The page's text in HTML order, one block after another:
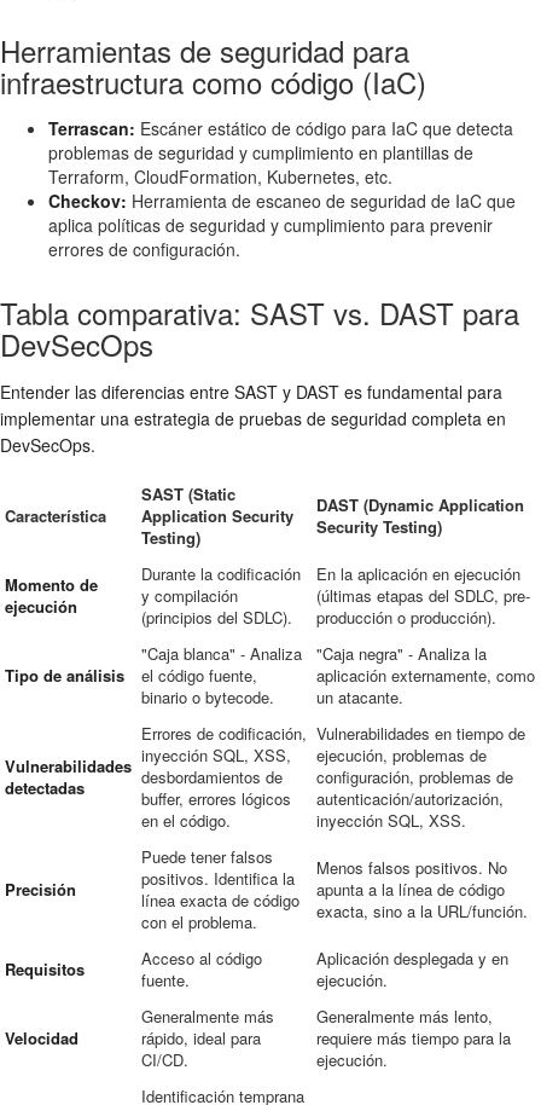
Herramientas de seguridad para
infraestructura como código (IaC)
Terrascan: Escáner estático de código para IaC que detecta
problemas de seguridad y cumplimiento en plantillas de
Terraform, CloudFormation, Kubernetes, etc.
Checkov: Herramienta de escaneo de seguridad de IaC que
aplica políticas de seguridad y cumplimiento para prevenir
errores de configuración.
Tabla comparativa: SAST vs. DAST para
DevSecOps
Entender las diferencias entre SAST y DAST es fundamental para
implementar una estrategia de pruebas de seguridad completa en
DevSecOps.
Característica
SAST (Static
Application Security
Testing)
DAST (Dynamic Application
Security Testing)
Momento de
ejecución
Durante la codificación
y compilación
(principios del SDLC).
En la aplicación en ejecución
(últimas etapas del SDLC, pre-
producción o producción).
Tipo de análisis
"Caja blanca" - Analiza
el código fuente,
binario o bytecode.
"Caja negra" - Analiza la
aplicación externamente, como
un atacante.
Vulnerabilidades
detectadas
Errores de codificación,
inyección SQL, XSS,
desbordamientos de
buffer, errores lógicos
en el código.
Vulnerabilidades en tiempo de
ejecución, problemas de
configuración, problemas de
autenticación/autorización,
inyección SQL, XSS.
Precisión
Puede tener falsos
positivos. Identifica la
línea exacta de código
con el problema.
Menos falsos positivos. No
apunta a la línea de código
exacta, sino a la URL/función.
Requisitos
Acceso al código
fuente.
Aplicación desplegada y en
ejecución.
Velocidad
Generalmente más
rápido, ideal para
CI/CD.
Generalmente más lento,
requiere más tiempo para la
ejecución.
Identificación temprana